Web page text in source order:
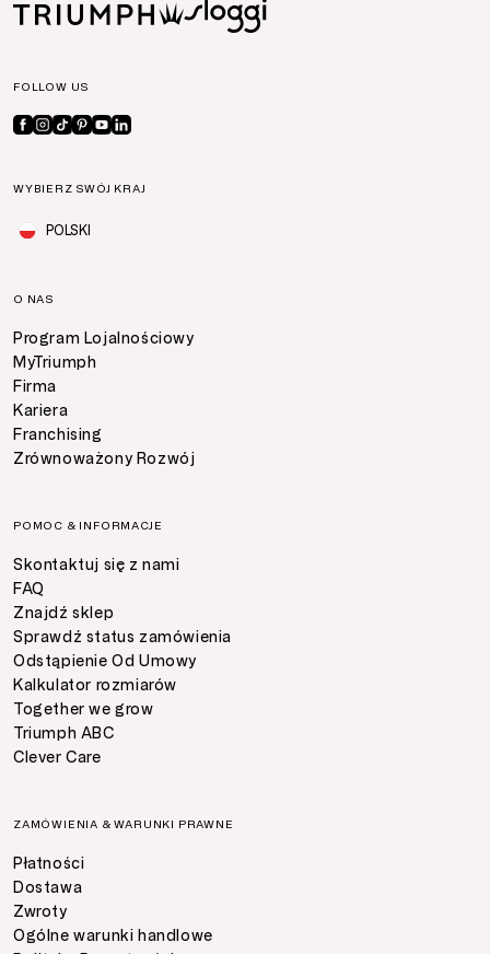
FOLLOW US
WYBIERZ SWÓJ KRAJ
POLSKI
O NAS
Program Lojalnościowy
MyTriumph
Firma
Kariera
Franchising
Zrównoważony Rozwój
POMOC & INFORMACJE
Skontaktuj się z nami
FAQ
Znajdź sklep
Sprawdź status zamówienia
Odstąpienie Od Umowy
Kalkulator rozmiarów
Together we grow
Triumph ABC
Clever Care
ZAMÓWIENIA & WARUNKI PRAWNE
Płatności
Dostawa
Zwroty
Ogólne warunki handlowe